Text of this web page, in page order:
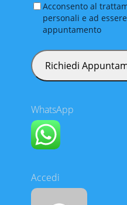
Acconsento al
personali e ad
appuntamento
WhatsApp
Accedi